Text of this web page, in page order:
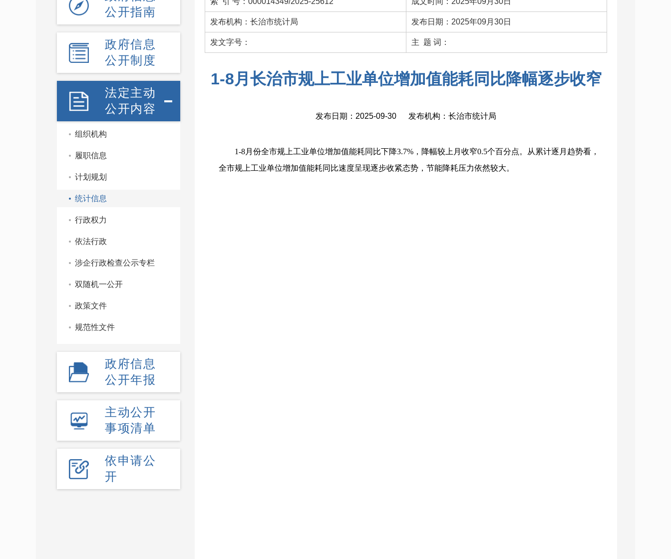
公开指南
政府信息
公开制度
法定主动
公开内容
组织机构
履职信息
计划规划
统计信息
行政权力
依法行政
涉企行政检查公示专栏
双随机一公开
政策文件
规范性文件
政府信息
公开年报
主动公开
事项清单
依申请公
开
发布机构：长治市统计局 发布日期：2025年09月30日
发文字号： 主 题 词：
1-8月长治市规上工业单位增加值能耗同比降幅逐步收窄
发布日期：2025-09-30 发布机构：长治市统计局
1-8月份全市规上工业单位增加值能耗同比下降3.7%，降幅较上月收窄0.5个百分点。从累计逐月趋势看，
全市规上工业单位增加值能耗同比速度呈现逐步收紧态势，节能降耗压力依然较大。